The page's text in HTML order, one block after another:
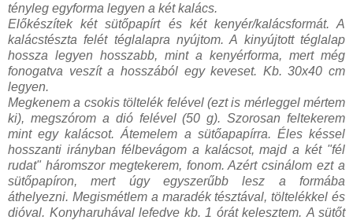
tényleg egyforma legyen a két kalács.
Előkészítek két sütőpapírt és két kenyér/kalácsformát. A
kalácstészta felét téglalapra nyújtom. A kinyújtott téglalap
hossza legyen hosszabb, mint a kenyérforma, mert még
fonogatva veszít a hosszából egy keveset. Kb. 30x40 cm
legyen.
Megkenem a csokis töltelék felével (ezt is mérleggel mértem
ki), megszórom a dió felével (50 g). Szorosan feltekerem
mint egy kalácsot. Átemelem a sütőapapírra. Éles késsel
hosszanti irányban félbevágom a kalácsot, majd a két "fél
rudat" háromszor megtekerem, fonom. Azért csinálom ezt a
sütőpapíron, mert úgy egyszerűbb lesz a formába
áthelyezni. Megismétlem a maradék tésztával, töltelékkel és
dióval. Konyharuhával lefedve kb. 1 órát kelesztem. A sütőt